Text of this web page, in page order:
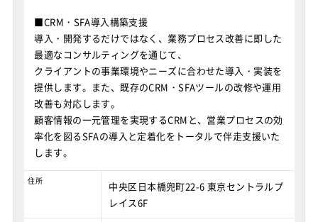
■CRM・SFA導入構築支援
導入・開発するだけではなく、業務プロセス改善に即した
最適なコンサルティングを通じて、
クライアントの事業環境やニーズに合わせた導入・実装を
提供します。また、既存のCRM・SFAツールの改修や運用
改善も対応します。
顧客情報の一元管理を実現するCRMと、営業プロセスの効
率化を図るSFAの導入と定着化をトータルで伴走支援いた
します。
住所
中央区日本橋兜町22-6 東京セントラルプ
レイス6F